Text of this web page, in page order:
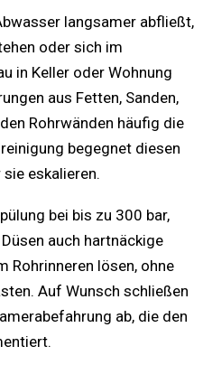
langsamer abfließt,
oder sich im
in Keller oder Wohnung
aus Fetten, Sanden,
Rohrwänden häufig die
begegnet diesen
eskalieren.
bei bis zu 300 bar,
auch hartnäckige
Rohrinneren lösen, ohne
Auf Wunsch schließen
ab, die den